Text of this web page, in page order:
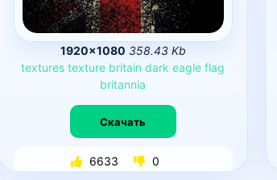
1920×1080 358.43 Kb
textures texture britain dark eagle flag
britannia
Скачать
6633 0